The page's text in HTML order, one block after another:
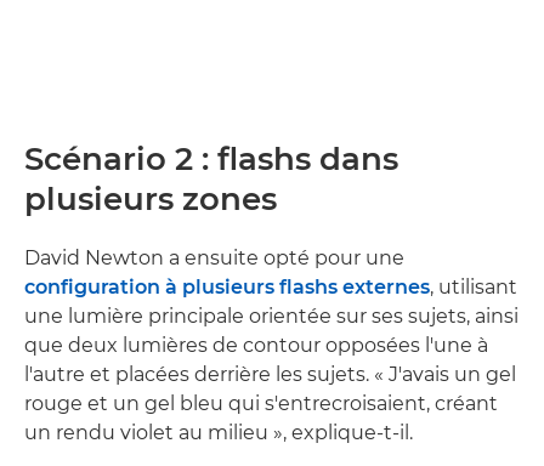
Scénario 2 : flashs dans
plusieurs zones
David Newton a ensuite opté pour une
configuration à plusieurs flashs externes, utilisant
une lumière principale orientée sur ses sujets, ainsi
que deux lumières de contour opposées l'une à
l'autre et placées derrière les sujets. « J'avais un gel
rouge et un gel bleu qui s'entrecroisaient, créant
un rendu violet au milieu », explique-t-il.